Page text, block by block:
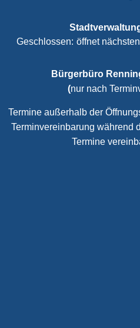
Klicken, um weitere
Geschlossen: öffnet
Bürgerbüro
(nur nach
Termine außerhalb der
Terminvereinbarung während
Termine